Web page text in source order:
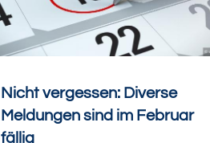
Nicht vergessen: Diverse
Meldungen sind im Februar
fällig